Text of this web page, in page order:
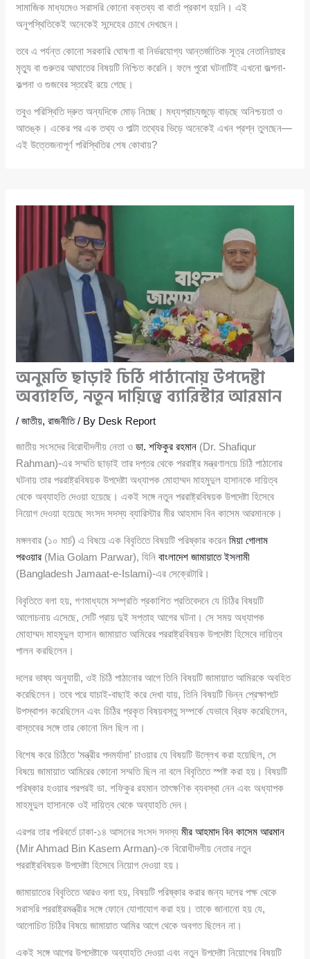
সামাজিক মাধ্যমেও সরাসরি কোনো বক্তব্য বা বার্তা প্রকাশ হয়নি। এই
অনুপস্থিতিকেই অনেকেই সন্দেহের চোখে দেখছেন।
তবে এ পর্যন্ত কোনো সরকারি ঘোষণা বা নির্ভরযোগ্য আন্তর্জাতিক সূত্র নেতানিয়াহুর
মৃত্যু বা গুরুতর আঘাতের বিষয়টি নিশ্চিত করেনি। ফলে পুরো ঘটনাটিই এখনো জল্পনা-
কল্পনা ও গুজবের স্তরেই রয়ে গেছে।
তবুও পরিস্থিতি দ্রুত অন্যদিকে মোড় নিচ্ছে। মধ্যপ্রাচ্যজুড়ে বাড়ছে অনিশ্চয়তা ও
আতঙ্ক। একের পর এক তথ্য ও পাল্টা তথ্যের ভিড়ে অনেকেই এখন প্রশ্ন তুলছেন—
এই উত্তেজনাপূর্ণ পরিস্থিতির শেষ কোথায়?
অনুমতি ছাড়াই চিঠি পাঠানোয় উপদেষ্টা
অব্যাহতি, নতুন দায়িত্বে ব্যারিস্টার আরমান
/জাতীয়,রাজনীতি/ By Desk Report
জাতীয় সংসদের বিরোধীদলীয় নেতা ওডা. শফিকুর রহমান (Dr. Shafiqur
Rahman)-এর সম্মতি ছাড়াই তার দপ্তর থেকে পররাষ্ট্র মন্ত্রণালয়ে চিঠি পাঠানোর
ঘটনায় তার পররাষ্ট্রবিষয়ক উপদেষ্টা অধ্যাপক মোহাম্মদ মাহমুদুল হাসানকে দায়িত্ব
থেকে অব্যাহতি দেওয়া হয়েছে। একই সঙ্গে নতুন পররাষ্ট্রবিষয়ক উপদেষ্টা হিসেবে
নিয়োগ দেওয়া হয়েছে সংসদ সদস্য ব্যারিস্টার মীর আহমাদ বিন কাসেম আরমানকে।
মঙ্গলবার (১০ মার্চ) এ বিষয়ে এক বিবৃতিতে বিষয়টি পরিষ্কার করেনমিয়া গোলাম
পরওয়ার (Mia Golam Parwar), যিনিবাংলাদেশ জামায়াতে ইসলামী
(Bangladesh Jamaat-e-Islami)-এর সেক্রেটারি।
বিবৃতিতে বলা হয়, গণমাধ্যমে সম্প্রতি প্রকাশিত প্রতিবেদনে যে চিঠির বিষয়টি
আলোচনায় এসেছে, সেটি প্রায় দুই সপ্তাহ আগের ঘটনা। সে সময় অধ্যাপক
মোহাম্মদ মাহমুদুল হাসান জামায়াত আমিরের পররাষ্ট্রবিষয়ক উপদেষ্টা হিসেবে দায়িত্ব
পালন করছিলেন।
দলের ভাষ্য অনুযায়ী, ওই চিঠি পাঠানোর আগে তিনি বিষয়টি জামায়াত আমিরকে অবহিত
করেছিলেন। তবে পরে যাচাই-বাছাই করে দেখা যায়, তিনি বিষয়টি ভিন্ন প্রেক্ষাপটে
উপস্থাপন করেছিলেন এবং চিঠির প্রকৃত বিষয়বস্তু সম্পর্কে যেভাবে ব্রিফ করেছিলেন,
বাস্তবের সঙ্গে তার কোনো মিল ছিল না।
বিশেষ করে চিঠিতে ‘মন্ত্রীর পদমর্যাদা’ চাওয়ার যে বিষয়টি উল্লেখ করা হয়েছিল, সে
বিষয়ে জামায়াত আমিরের কোনো সম্মতি ছিল না বলে বিবৃতিতে স্পষ্ট করা হয়। বিষয়টি
পরিষ্কার হওয়ার পরপরই ডা. শফিকুর রহমান তাৎক্ষণিক ব্যবস্থা নেন এবং অধ্যাপক
মাহমুদুল হাসানকে ওই দায়িত্ব থেকে অব্যাহতি দেন।
এরপর তার পরিবর্তে ঢাকা-১৪ আসনের সংসদ সদস্যমীর আহমাদ বিন কাসেম আরমান
(Mir Ahmad Bin Kasem Arman)-কে বিরোধীদলীয় নেতার নতুন
পররাষ্ট্রবিষয়ক উপদেষ্টা হিসেবে নিয়োগ দেওয়া হয়।
জামায়াতের বিবৃতিতে আরও বলা হয়, বিষয়টি পরিষ্কার করার জন্য দলের পক্ষ থেকে
সরাসরি পররাষ্ট্রমন্ত্রীর সঙ্গে ফোনে যোগাযোগ করা হয়। তাকে জানানো হয় যে,
আলোচিত চিঠির বিষয়ে জামায়াত আমির আগে থেকে অবগত ছিলেন না।
একই সঙ্গে আগের উপদেষ্টাকে অব্যাহতি দেওয়া এবং নতুন উপদেষ্টা নিয়োগের বিষয়টি